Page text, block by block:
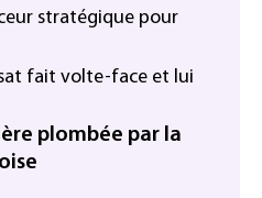
stratégique pour
fait volte-face et lui
plombée par la